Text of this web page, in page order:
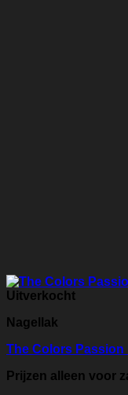
Uitverkocht
Nagellak
The Colors Passion
Prijzen alleen voor